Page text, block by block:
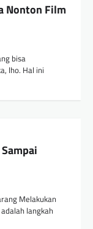
Nonton Film
bisa
lho. Hal ini
Melakukan
langkah